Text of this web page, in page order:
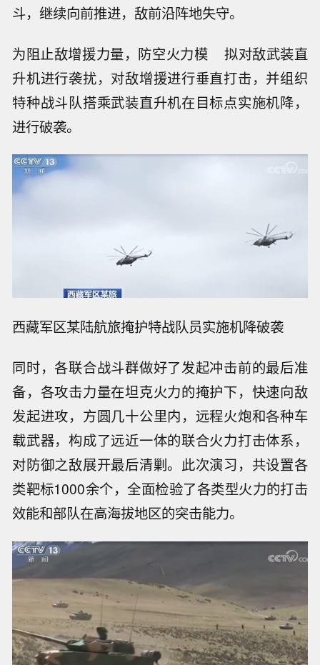
斗，继续向前推进，敌前沿阵地失守。
为阻止敌增援力量，防空火力模 拟对敌武装直
升机进行袭扰，对敌增援进行垂直打击，并组织
特种战斗队搭乘武装直升机在目标点实施机降，
进行破袭。
西藏军区某陆航旅掩护特战队员实施机降破袭
同时，各联合战斗群做好了发起冲击前的最后准
备，各攻击力量在坦克火力的掩护下，快速向敌
发起进攻，方圆几十公里内，远程火炮和各种车
载武器，构成了远近一体的联合火力打击体系，
对防御之敌展开最后清剿。此次演习，共设置各
类靶标1000余个，全面检验了各类型火力的打击
效能和部队在高海拔地区的突击能力。